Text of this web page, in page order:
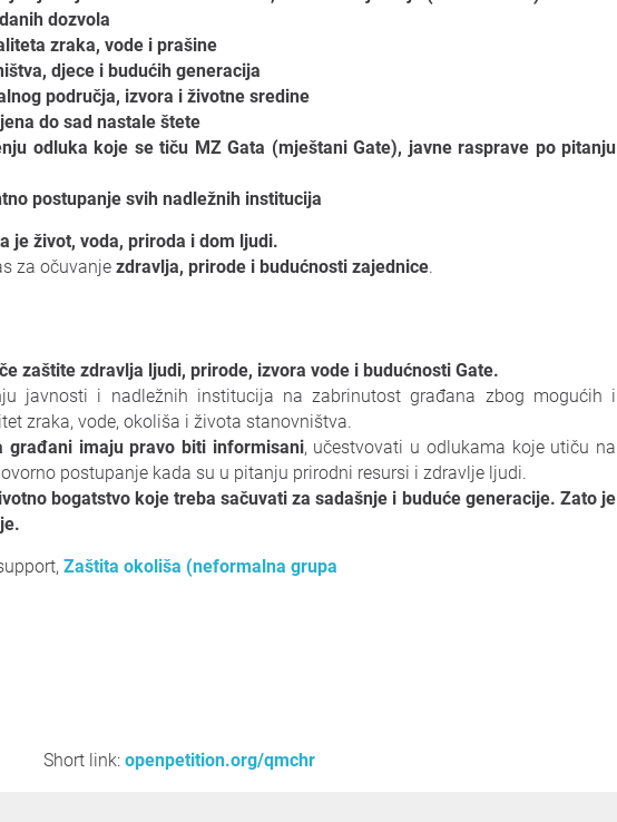
dozvola
zraka, vode i prašine
djece i budućih generacija
područja, izvora i životne sredine
do sad nastale štete
odluka koje se tiču MZ Gata (mještani Gate), javne rasprave po pitanju
postupanje svih nadležnih institucija
je život, voda, priroda i dom ljudi.
za očuvanje zdravlja, prirode i budućnosti zajednice.
zaštite zdravlja ljudi, prirode, izvora vode i budućnosti Gate.
javnosti i nadležnih institucija na zabrinutost građana zbog mogućih i
zraka, vode, okoliša i života stanovništva.
građani imaju pravo biti informisani, učestvovati u odlukama koje utiču na
postupanje kada su u pitanju prirodni resursi i zdravlje ljudi.
bogatstvo koje treba sačuvati za sadašnje i buduće generacije. Zato je
Zaštita okoliša (neformalna grupa
Short link: openpetition.org/qmchr